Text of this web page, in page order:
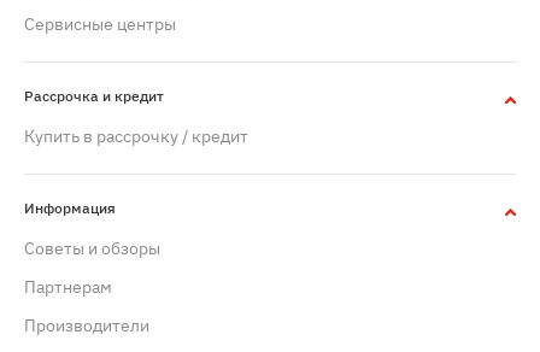
Сервисные центры
Рассрочка и кредит
Купить в рассрочку / кредит
Информация
Советы и обзоры
Партнерам
Производители